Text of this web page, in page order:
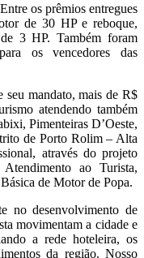
os prêmios entregues
de 30 HP e reboque,
3 HP. Também foram
os vencedores das
mandato, mais de R$
atendendo também
Pimenteiras D’Oeste,
de Porto Rolim – Alta
através do projeto
ao Turista,
de Motor de Popa.
no desenvolvimento de
movimentam a cidade e
a rede hoteleira, os
da região. Nosso